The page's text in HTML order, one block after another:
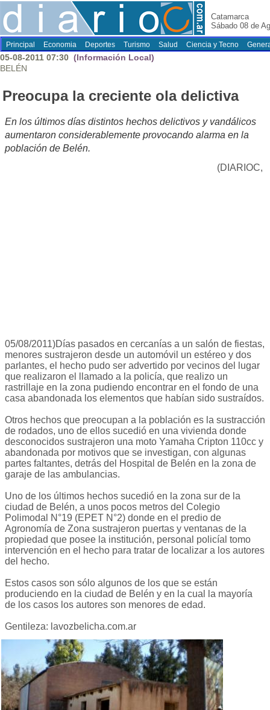
Catamarca
Sábado 08 de
Principal Economia Deportes Turismo Salud Ciencia y Tecno
05-08-2011 07:30 (Información Local)
BELÉN
Preocupa la creciente ola delictiva
En los últimos días distintos hechos delictivos y vandálicos
aumentaron considerablemente provocando alarma en la
población de Belén.
(DIARIOC,
05/08/2011)Días pasados en cercanías a un salón de fiestas,
menores sustrajeron desde un automóvil un estéreo y dos
parlantes, el hecho pudo ser advertido por vecinos del lugar
que realizaron el llamado a la policía, que realizo un
rastrillaje en la zona pudiendo encontrar en el fondo de una
casa abandonada los elementos que habían sido sustraídos.
Otros hechos que preocupan a la población es la sustracción
de rodados, uno de ellos sucedió en una vivienda donde
desconocidos sustrajeron una moto Yamaha Cripton 110cc y
abandonada por motivos que se investigan, con algunas
partes faltantes, detrás del Hospital de Belén en la zona de
garaje de las ambulancias.
Uno de los últimos hechos sucedió en la zona sur de la
ciudad de Belén, a unos pocos metros del Colegio
Polimodal N°19 (EPET N°2) donde en el predio de
Agronomía de Zona sustrajeron puertas y ventanas de la
propiedad que posee la institución, personal policíal tomo
intervención en el hecho para tratar de localizar a los autores
del hecho.
Estos casos son sólo algunos de los que se están
produciendo en la ciudad de Belén y en la cual la mayoría
de los casos los autores son menores de edad.
Gentileza: lavozbelicha.com.ar